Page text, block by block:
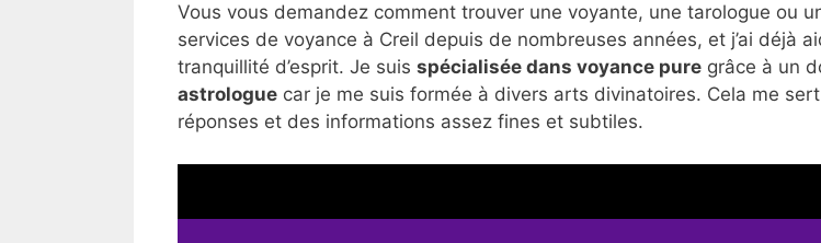
Vous vous demandez comment trouver une voyante, une tarologue ou
services de voyance à Creil depuis de nombreuses années, et j’ai déjà
tranquillité d’esprit. Je suis spécialisée dans voyance pure grâce à un
astrologue car je me suis formée à divers arts divinatoires. Cela me
réponses et des informations assez fines et subtiles.